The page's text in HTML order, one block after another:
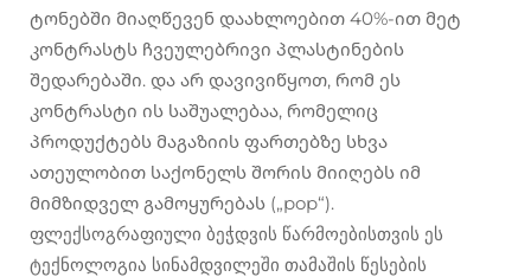
ტონებში მიაღწევენ დაახლოებით 40%-ით მეტ
კონტრასტს ჩვეულებრივი პლასტინების
შედარებაში. და არ დავივიწყოთ, რომ ეს
კონტრასტი ის საშუალებაა, რომელიც
პროდუქტებს მაგაზიის ფართებზე სხვა
ათეულობით საქონელს შორის მიიღებს იმ
მიმზიდველ გამოყურებას („pop“).
ფლექსოგრაფიული ბეჭდვის წარმოებისთვის ეს
ტექნოლოგია სინამდვილეში თამაშის წესების